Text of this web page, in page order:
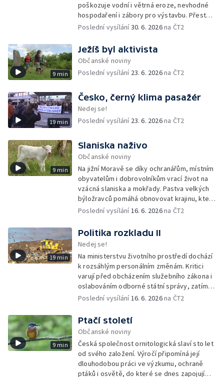
poškozuje vodní i větrná eroze, nevhodné
hospodaření i zábory pro výstavbu. Přesto
česká vláda připravuje změny, které by část
Poslední vysílání30. 6. 2026na ČT2
9 min
Ježíš byl aktivista
Občanské noviny
Poslední vysílání 23. 6. 2026na ČT2
19 min
Česko, černý klima pasažér
Nedej se!
Poslední vysílání 23. 6. 2026na ČT2
9 min
Slaniska naživo
Občanské noviny
Na jižní Moravě se díky ochranářům, místním
obyvatelům i dobrovolníkům vrací život na
vzácná slaniska a mokřady. Pastva velkých
býložravců pomáhá obnovovat krajinu, která
po desetiletí zarůstala, a zároveň znovu
Poslední vysílání16. 6. 2026na ČT2
19 min
Politika rozkladu II
Nedej se!
Na ministerstvu životního prostředí dochází
k rozsáhlým personálním změnám. Kritici
varují před obcházením služebního zákona i
oslabováním odborné státní správy, zatímco
úředníkům přibývá práce na projektech,
ochranou přírody.
Poslední vysílání16. 6. 2026na ČT2
9 min
Ptačí století
Občanské noviny
Česká společnost ornitologická slaví sto let
od svého založení. Výročí připomíná její
dlouhodobou práci ve výzkumu, ochraně
ptáků i osvětě, do které se dnes zapojují